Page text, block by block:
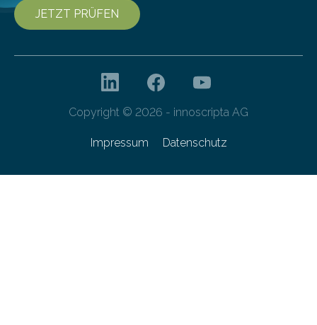
JETZT PRÜFEN
Copyright © 2026 - innoscripta AG
Impressum Datenschutz